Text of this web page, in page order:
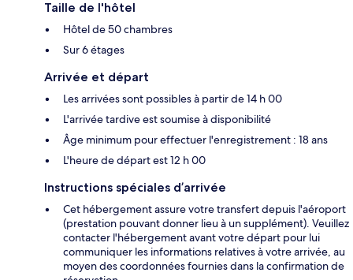
Taille de l'hôtel
Hôtel de 50 chambres
Sur 6 étages
Arrivée et départ
Les arrivées sont possibles à partir de 14 h 00
L'arrivée tardive est soumise à disponibilité
Âge minimum pour effectuer l'enregistrement : 18 ans
L'heure de départ est 12 h 00
Instructions spéciales d’arrivée
Cet hébergement assure votre transfert depuis l'aéroport
(prestation pouvant donner lieu à un supplément). Veuillez
contacter l'hébergement avant votre départ pour lui
communiquer les informations relatives à votre arrivée, au
moyen des coordonnées fournies dans la confirmation de